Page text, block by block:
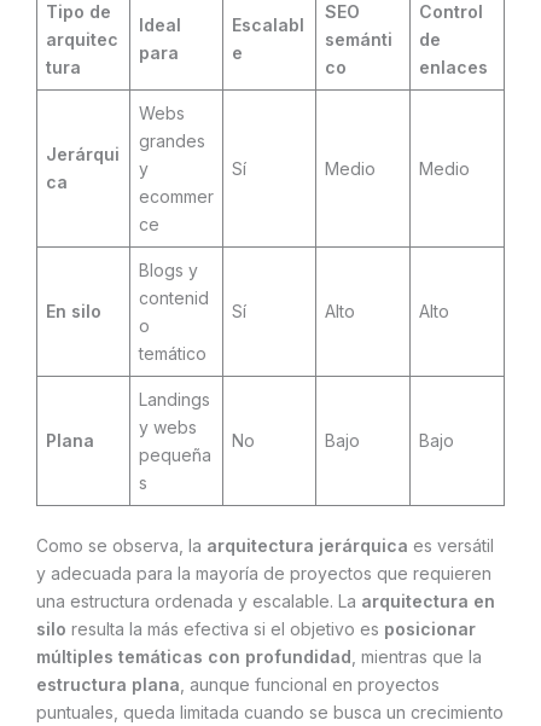
Tipo de
arquitec
tura
Ideal
para
Escalabl
e
SEO
semánti
co
Control
de
enlaces
Jerárqui
ca
Webs
grandes
y
ecommer
ce
Sí Medio Medio
En silo
Blogs y
contenid
o
temático
Sí Alto Alto
Plana
Landings
y webs
pequeña
s
No Bajo Bajo
Como se observa, la arquitectura jerárquica es versátil
y adecuada para la mayoría de proyectos que requieren
una estructura ordenada y escalable. La arquitectura en
silo resulta la más efectiva si el objetivo es posicionar
múltiples temáticas con profundidad , mientras que la
estructura plana , aunque funcional en proyectos
puntuales, queda limitada cuando se busca un crecimiento